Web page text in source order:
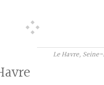
Le Havre,